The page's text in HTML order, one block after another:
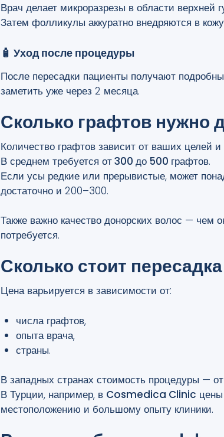
Врач делает микроразрезы в области верхней
Затем фолликулы аккуратно внедряются в
🧴 Уход после процедуры
После пересадки пациенты получают
заметить уже через 2 месяца.
Сколько графтов нужно
Количество графтов зависит от ваших целей и
В среднем требуетсяот 300 до 500 графтов.
Если усы редкие или прерывистые, может
достаточно и 200–300.
Также важно качество донорских волос — чем
потребуется.
Сколько стоит
Цена варьируется в зависимости от:
числа графтов,
опыта врача,
страны.
В западных странах стоимость процедуры —
В Турции, например, в Cosmedica Clinic
местоположению и большому опыту клиники.